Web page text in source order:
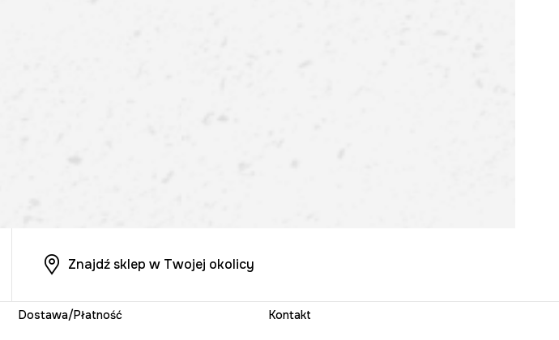
Znajdź sklep w Twojej okolicy
Dostawa/Płatność Kontakt